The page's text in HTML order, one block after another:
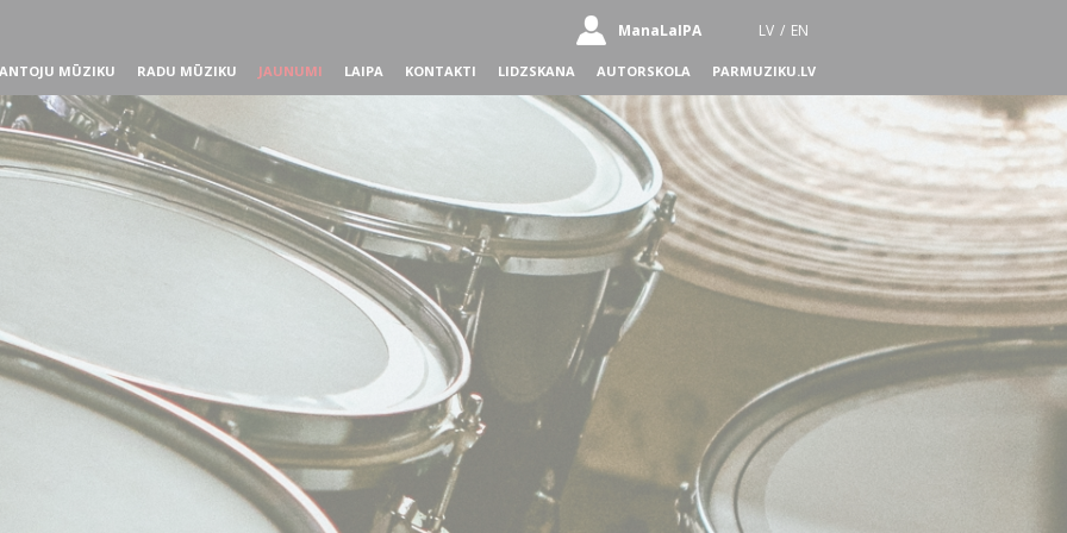
ManaLaIPA LV / EN
MŪZIKU RADU MŪZIKU JAUNUMI LAIPA KONTAKTI LIDZSKANA AUTORSKOLA PARMUZIKU.LV